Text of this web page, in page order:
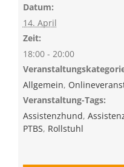
Datum:
14. April
Zeit:
18:00 - 20:00
Allgemein,
Veranstaltung-Tags:
Assistenzhund,
PTBS, Rollstuhl